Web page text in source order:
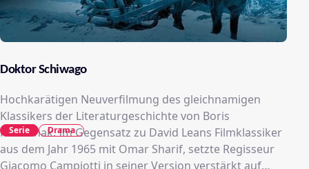
Doktor Schiwago
Hochkarätigen Neuverfilmung des gleichnamigen
Klassikers der Literaturgeschichte von Boris
Pasternak. Im Gegensatz zu David Leans Filmklassiker
aus dem Jahr 1965 mit Omar Sharif, setzte Regisseur
Giacomo Campiotti in seiner Version verstärkt auf
Serie Drama